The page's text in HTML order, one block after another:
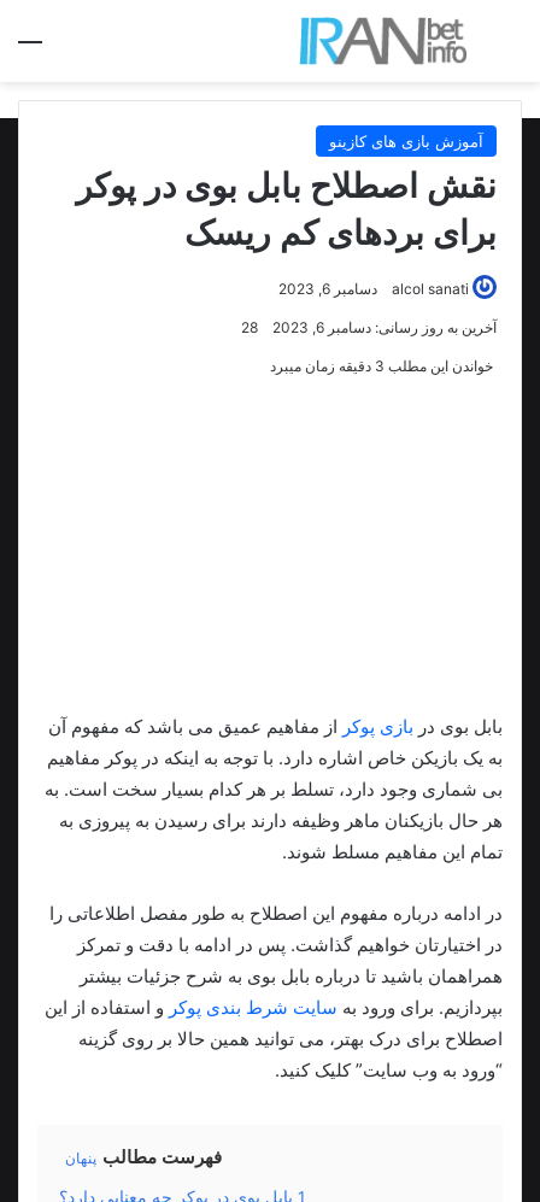
جستجو برای
آموزش بازی های کازینو
نقش اصطلاح بابل بوی در پوکر
برای بردهای کم ریسک
alcol sanati دسامبر 6, 2023
آخرین به روز رسانی: دسامبر 6, 2023 28
خواندن این مطلب 3 دقیقه زمان میبرد
بابل بوی در بازی پوکر از مفاهیم عمیق می باشد که مفهوم آن
به یک بازیکن خاص اشاره دارد. با توجه به اینکه در پوکر مفاهیم
بی شماری وجود دارد، تسلط بر هر کدام بسیار سخت است. به
هر حال بازیکنان ماهر وظیفه دارند برای رسیدن به پیروزی به
تمام این مفاهیم مسلط شوند.
در ادامه درباره مفهوم این اصطلاح به طور مفصل اطلاعاتی را
در اختیارتان خواهیم گذاشت. پس در ادامه با دقت و تمرکز
همراهمان باشید تا درباره بابل بوی به شرح جزئیات بیشتر
بپردازیم. برای ورود به سایت شرط بندی پوکر و استفاده از این
اصطلاح برای درک بهتر، می توانید همین حالا بر روی گزینه
“ورود به وب سایت” کلیک کنید.
فهرست مطالب پنهان
1 بابل بوی در پوکر چه معنایی دارد؟